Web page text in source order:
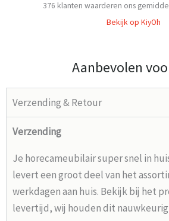
376 klanten waarderen ons
Bekijk op KiyOh
Aanbevolen
Verzending & Retour
Verzending
Je horecameubilair super snel in
levert een groot deel van het
werkdagen aan huis. Bekijk bij het
levertijd, wij houden dit